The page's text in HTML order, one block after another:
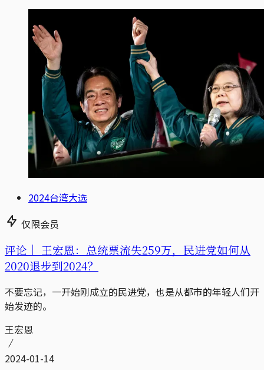
2024台湾大选
仅限会员
评论｜ 王宏恩：总统票流失259万，民进党如何从
2020退步到2024？
不要忘记，一开始刚成立的民进党，也是从都市的年轻人们开
始发迹的。
王宏恩
2024-01-14